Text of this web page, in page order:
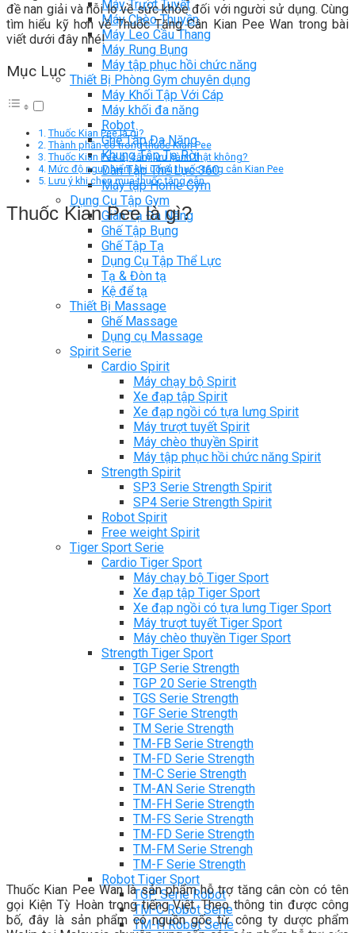
Máy Trượt Tuyết
Máy Chèo Thuyền
Máy Leo Cầu Thang
Máy Rung Bụng
Máy tập phục hồi chức năng
Thiết Bị Phòng Gym chuyên dụng
Máy Khối Tập Với Cáp
Máy khối đa năng
Robot
Ghế Tập Đa Năng
Khung Tập Tạ Rời
Dàn Tập Thể Lực 360
Máy tập Home Gym
Dụng Cụ Tập Gym
Giàn Tạ Đa Năng
Ghế Tập Bụng
Ghế Tập Tạ
Dụng Cụ Tập Thể Lực
Tạ & Đòn tạ
Kệ để tạ
Thiết Bị Massage
Ghế Massage
Dụng cụ Massage
Spirit Serie
Cardio Spirit
Máy chạy bộ Spirit
Xe đạp tập Spirit
Xe đạp ngồi có tựa lưng Spirit
Máy trượt tuyết Spirit
Máy chèo thuyền Spirit
Máy tập phục hồi chức năng Spirit
Strength Spirit
SP3 Serie Strength Spirit
SP4 Serie Strength Spirit
Robot Spirit
Free weight Spirit
Tiger Sport Serie
Cardio Tiger Sport
Máy chạy bộ Tiger Sport
Xe đạp tập Tiger Sport
Xe đạp ngồi có tựa lưng Tiger Sport
Máy trượt tuyết Tiger Sport
Máy chèo thuyền Tiger Sport
Strength Tiger Sport
TGP Serie Strength
TGP 20 Serie Strength
TGS Serie Strength
TGF Serie Strength
TM Serie Strength
TM-FB Serie Strength
TM-FD Serie Strength
TM-C Serie Strength
TM-AN Serie Strength
TM-FH Serie Strength
TM-FS Serie Strength
TM-FD Serie Strength
TM-FM Serie Strengh
TM-F Serie Strength
Robot Tiger Sport
TGP Serie Robot
TM-C Robot Serie
TM-H Robot Serie
đề nan giải và nỗi lo về sức khỏe đối với người sử dụng. Cùng
tìm hiểu kỹ hơn về Thuốc Tăng Cân Kian Pee Wan trong bài
viết dưới đây nhé!
Mục Lục
Thuốc Kian Pee là gì?
Thành phần có trong thuốc Kian Pee
Thuốc Kian Pee bị cấm lưu hành thật không?
Mức độ nguy hiểm khi uống thuốc tăng cân Kian Pee
Lưu ý khi chọn mua thuốc tăng cân
Thuốc Kian Pee là gì?
Thuốc Kian Pee Wan là sản phẩm hỗ trợ tăng cân còn có tên
gọi Kiện Tỳ Hoàn trong tiếng Việt. Theo thông tin được công
bố, đây là sản phẩm có nguồn gốc từ công ty dược phẩm